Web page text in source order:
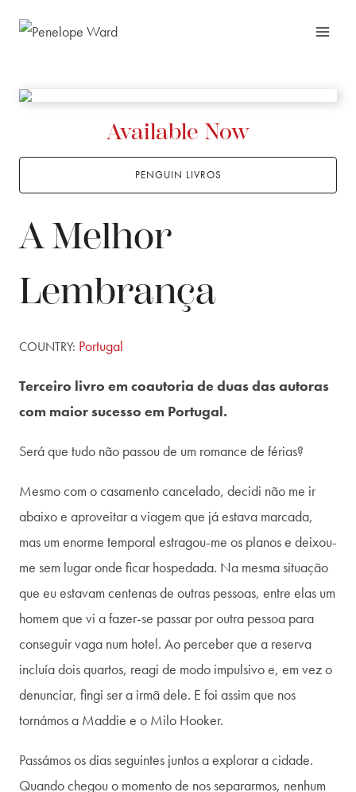
Available Now
PENGUIN LIVROS
A Melhor
Lembrança
COUNTRY: Portugal
Terceiro livro em coautoria de duas das autoras
com maior sucesso em Portugal.
Será que tudo não passou de um romance de férias?
Mesmo com o casamento cancelado, decidi não me ir
abaixo e aproveitar a viagem que já estava marcada,
mas um enorme temporal estragou-me os planos e deixou-
me sem lugar onde ficar hospedada. Na mesma situação
que eu estavam centenas de outras pessoas, entre elas um
homem que vi a fazer-se passar por outra pessoa para
conseguir vaga num hotel. Ao perceber que a reserva
incluía dois quartos, reagi de modo impulsivo e, em vez o
denunciar, fingi ser a irmã dele. E foi assim que nos
tornámos a Maddie e o Milo Hooker.
Passámos os dias seguintes juntos a explorar a cidade.
Quando chegou o momento de nos separarmos, nenhum